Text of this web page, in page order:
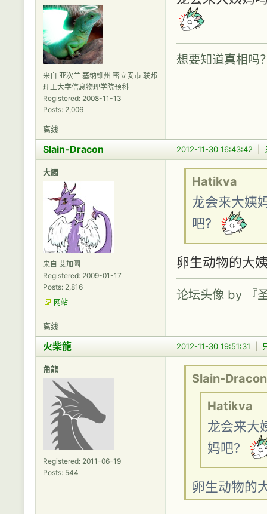
来自 亚次兰 塞纳维州 密立安市 联邦
理工大学信息物理学院预科
Registered: 2008-11-13
Posts: 2,006
想要知道真相吗
离线
2012-11-30 16:43:42
Slain-Dracon
大觸
来自 艾加圖
Registered: 2009-01-17
Posts: 2,816
网站
Hatikva
龙会来大姨
吧?
卵生动物的大
论坛头像 by 『
离线
2012-11-30 19:51:31
火柴龍
角龍
Registered: 2011-06-19
Posts: 544
Slain-Dracon
Hatikva
龙会来大
妈吧?
卵生动物的